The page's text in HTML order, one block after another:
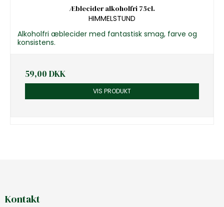
Æblecider alkoholfri 75cl.
HIMMELSTUND
Alkoholfri æblecider med fantastisk smag, farve og
konsistens.
59,00 DKK
VIS PRODUKT
Kontakt